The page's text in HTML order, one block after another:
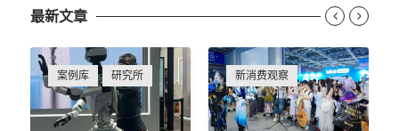
最新文章
案例库 研究所 新消费观察
 